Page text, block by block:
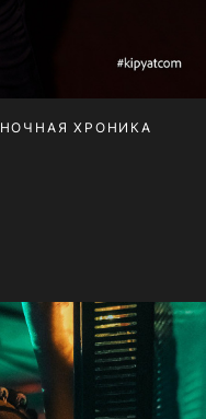
НОЧНАЯ ХРОНИКА